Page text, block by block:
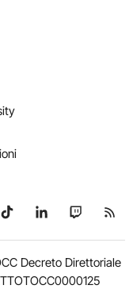
su Telegram
Seguici su TikTok
Seguici su
Seguici
Decreto Direttoriale